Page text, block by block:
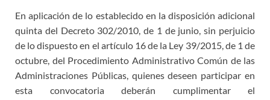
En aplicación de lo establecido en la disposición adicional
quinta del Decreto 302/2010, de 1 de junio, sin perjuicio
de lo dispuesto en el artículo 16 de la Ley 39/2015, de 1 de
octubre, del Procedimiento Administrativo Común de las
Administraciones Públicas, quienes deseen participar en
esta convocatoria deberán cumplimentar el